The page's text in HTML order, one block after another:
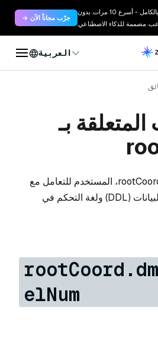
🚀 زيليز كلاود: ميلفوس مُدار بالكامل - أسرع 10 مرات. بدون
مصممة للذكاء الاصطناعي.
جرّب مجاناً الآن →
العربية
المتعلقة بـ
التكوين المرتبط بـ rootCoord، المستخدم للتعامل مع
طلبات لغة تعريف البيانات (DDL) ولغة التحكم في
elNum